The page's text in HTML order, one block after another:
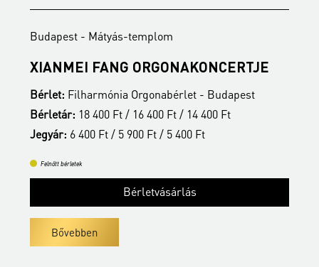
Budapest - Mátyás-templom
XIANMEI FANG ORGONAKONCERTJE
Bérlet: Filharmónia Orgonabérlet - Budapest
Bérletár: 18 400 Ft / 16 400 Ft / 14 400 Ft
Jegyár: 6 400 Ft / 5 900 Ft / 5 400 Ft
Felnőtt bérletek
Bérletvásárlás
Bővebben